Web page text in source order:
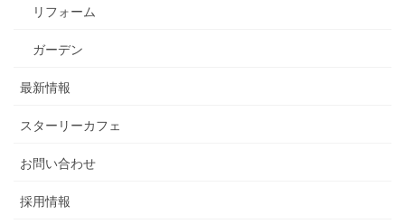
リフォーム
ガーデン
最新情報
スターリーカフェ
お問い合わせ
採用情報